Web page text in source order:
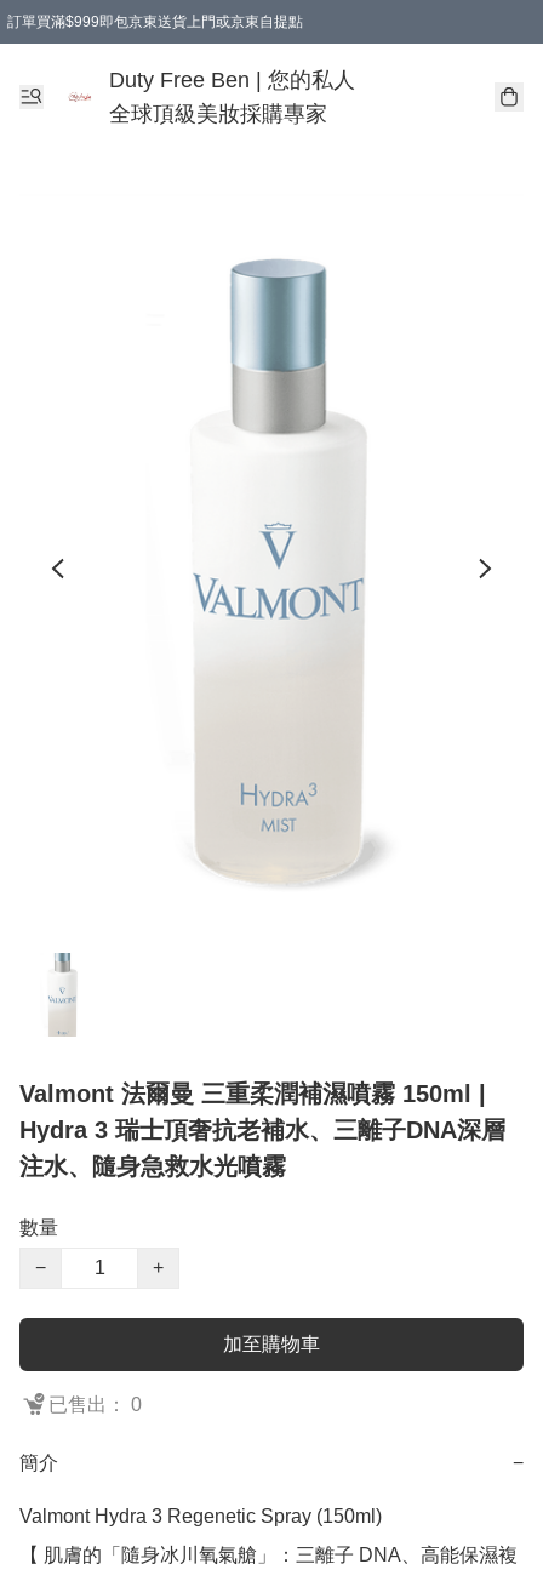
訂單買滿$999即包京東送貨上門或京東自提點
Duty Free Ben | 您的私人
全球頂級美妝採購專家
Valmont 法爾曼 三重柔潤補濕噴霧 150ml |
Hydra 3 瑞士頂奢抗老補水、三離子DNA深層
注水、隨身急救水光噴霧
數量
−
+
加至購物車
已售出： 0
簡介 −
Valmont Hydra 3 Regenetic Spray (150ml)
【 肌膚的「隨身冰川氧氣艙」：三離子 DNA、高能保濕複